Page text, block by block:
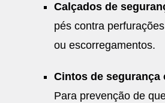
Calçados de
pés contra
ou escorregamentos.
Cintos de segurança
Para prevenção de